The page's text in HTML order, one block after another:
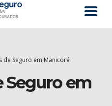
de Seguro em Manicoré
Seguro em